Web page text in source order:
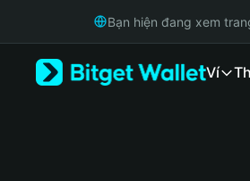
Русский
Bạn hiện đang xem
Ví